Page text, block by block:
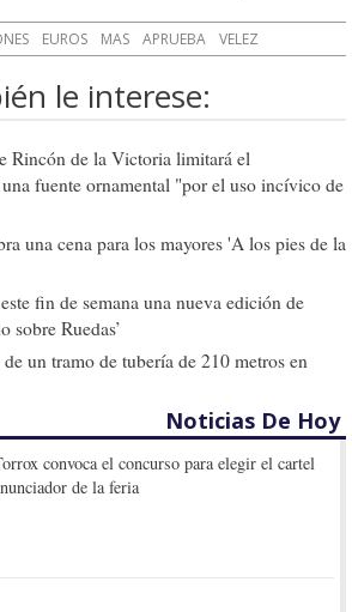
EUROS MAS APRUEBA VELEZ
le interese:
Rincón de la Victoria limitará el
fuente ornamental "por el uso incívico de
una cena para los mayores 'A los pies de la
fin de semana una nueva edición de
sobre Ruedas’
un tramo de tubería de 210 metros en
Noticias De Hoy
convoca el concurso para elegir el cartel
de la feria